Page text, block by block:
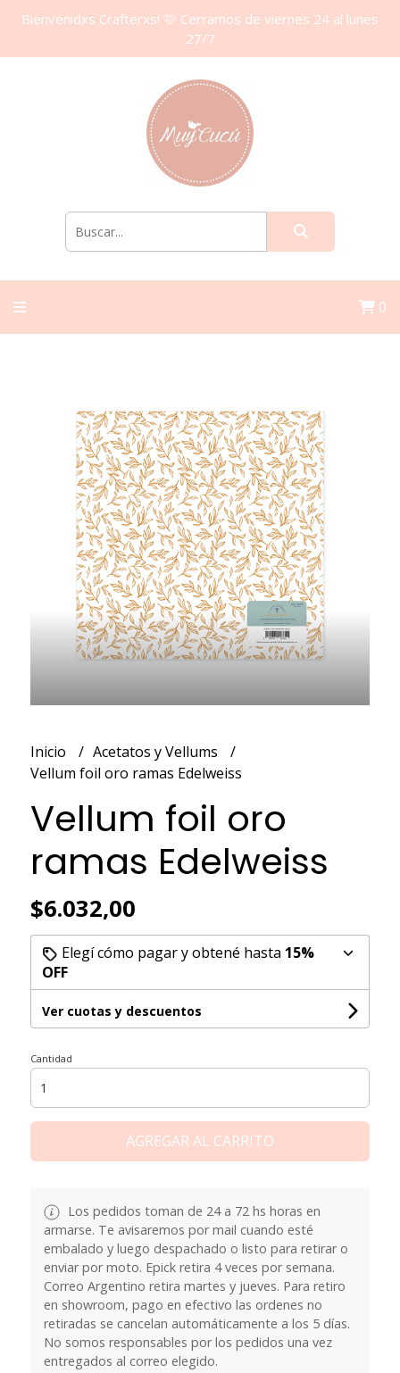
Bienvenidxs Crafterxs! 🩷 Cerramos de viernes 24 al lunes
27/7
0
Inicio
Acetatos y Vellums
Vellum foil oro ramas Edelweiss
Vellum foil oro
ramas Edelweiss
$6.032,00
Elegí cómo pagar y obtené hasta 15%
OFF
Ver cuotas y descuentos
Cantidad
AGREGAR AL CARRITO
Los pedidos toman de 24 a 72 hs horas en
armarse. Te avisaremos por mail cuando esté
embalado y luego despachado o listo para retirar o
enviar por moto. Epick retira 4 veces por semana.
Correo Argentino retira martes y jueves. Para retiro
en showroom, pago en efectivo las ordenes no
retiradas se cancelan automáticamente a los 5 días.
No somos responsables por los pedidos una vez
entregados al correo elegido.